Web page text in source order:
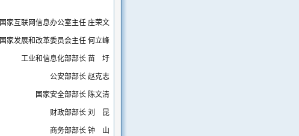
国家互联网信息办公室主任 庄荣文
国家发展和改革委员会主任 何立峰
工业和信息化部部长 苗 圩
公安部部长 赵克志
国家安全部部长 陈文清
财政部部长 刘 昆
商务部部长 钟 山